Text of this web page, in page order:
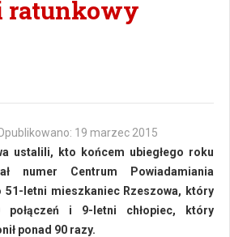
ratunkowy
19 marzec 2015
ustalili, kto końcem ubiegłego roku
numer Centrum Powiadamiania
51-letni mieszkaniec Rzeszowa, który
połączeń i 9-letni chłopiec, który
ponad 90 razy.